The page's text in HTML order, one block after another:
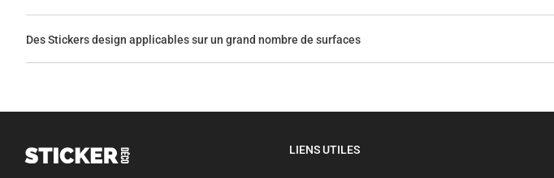
Des Stickers design applicables sur un grand nombre de surfaces
LIENS UTILES